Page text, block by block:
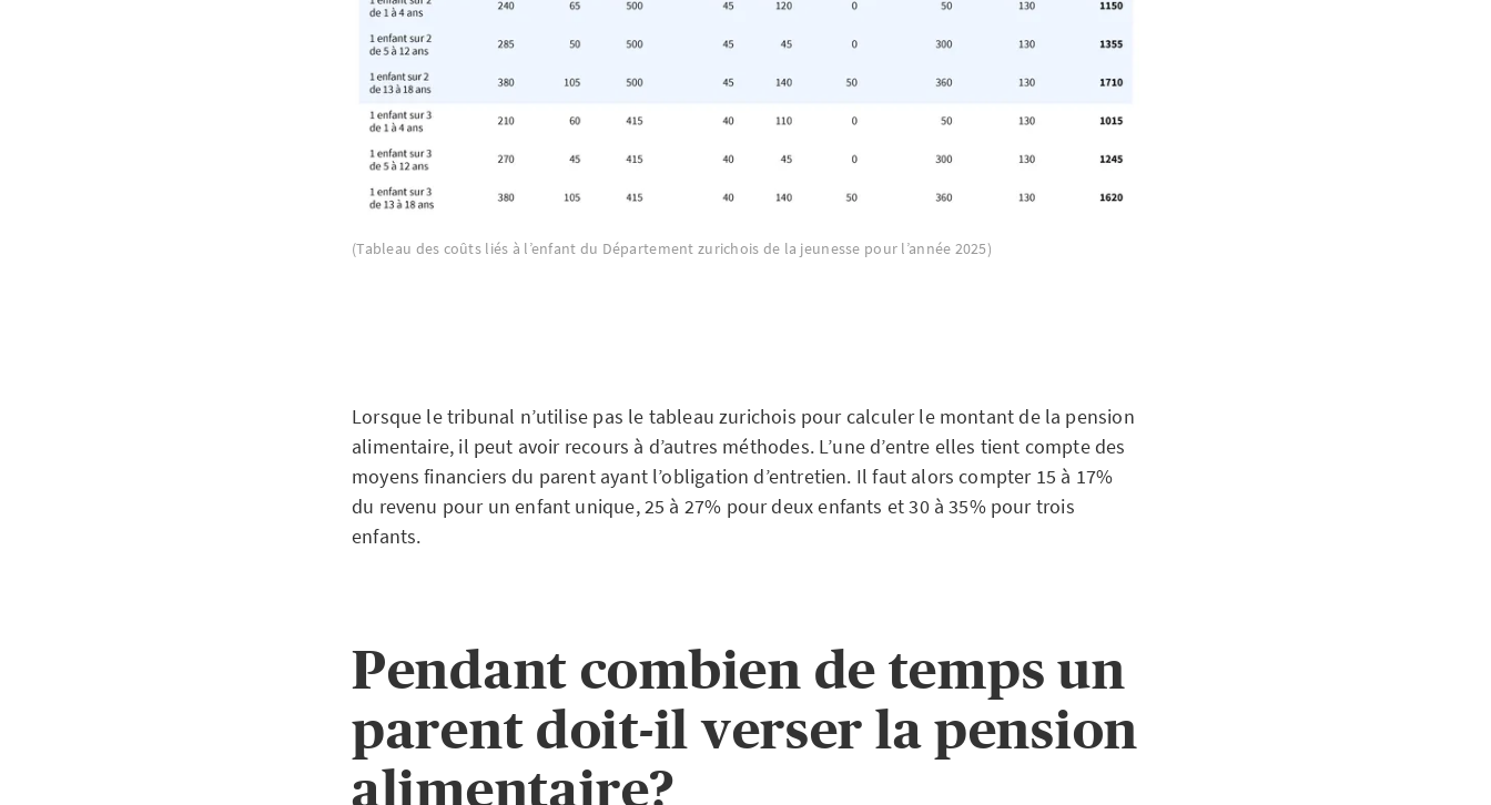
(Tableau des coûts liés à l’enfant du Département zurichois de la jeunesse pour l’année 2025)
Lorsque le tribunal n’utilise pas le tableau zurichois pour calculer le montant de la pension
alimentaire, il peut avoir recours à d’autres méthodes. L’une d’entre elles tient compte des
moyens financiers du parent ayant l’obligation d’entretien. Il faut alors compter 15 à 17%
du revenu pour un enfant unique, 25 à 27% pour deux enfants et 30 à 35% pour trois
enfants.
Pendant combien de temps un
parent doit-il verser la pension
alimentaire?